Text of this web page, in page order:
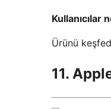
Kullanıcılar
Ürünü
11.